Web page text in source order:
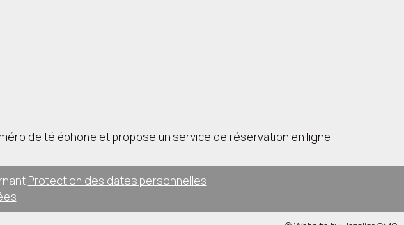
de téléphone et propose un service de réservation en ligne.
Protection des dates personnelles.